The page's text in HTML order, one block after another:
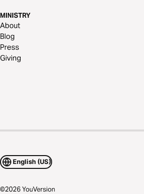
MINISTRY
About
Blog
Press
Giving
English (US)
©2026YouVersion